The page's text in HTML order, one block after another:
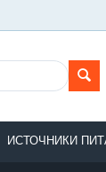
ИСТОЧНИКИ